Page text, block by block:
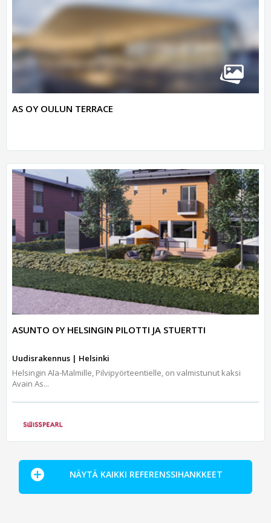
AS OY OULUN TERRACE
ASUNTO OY HELSINGIN PILOTTI JA STUERTTI
Uudisrakennus | Helsinki
Helsingin Ala-Malmille, Pilvipyörteentielle, on valmistunut kaksi
Avain As...
NÄYTÄ KAIKKI REFERENSSIHANKKEET